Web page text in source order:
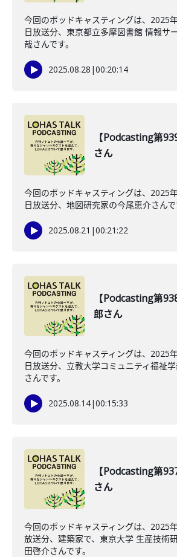
今回のポッドキャスティングは、2025
日放送分、東京都立多摩図書館 情報サ
哉さんです。
2025.08.28 |00:20:14
【Podcasting第
さん
今回のポッドキャスティングは、2025
日放送分、地図研究家の今尾恵介さんで
2025.08.21 |00:21:22
【Podcasting第
郎さん
今回のポッドキャスティングは、2025
日放送分、立教大学コミュニティ福祉
さんです。
2025.08.14|00:15:33
【Podcasting第
さん
今回のポッドキャスティングは、2025
放送分、建築家で、東京大学 生産技術
田啓介さんです。